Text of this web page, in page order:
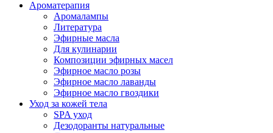
Ароматерапия
Аромалампы
Литература
Эфирные масла
Для кулинарии
Композиции эфирных масел
Эфирное масло розы
Эфирное масло лаванды
Эфирное масло гвоздики
Уход за кожей тела
SPA уход
Дезодоранты натуральные